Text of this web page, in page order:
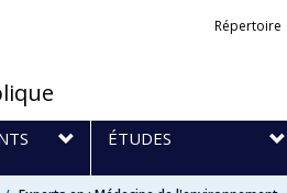
Liens
Répertoire
ÉTUDES